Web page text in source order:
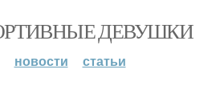
ДЕВУШКИ
новости статьи